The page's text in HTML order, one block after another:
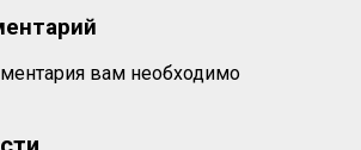
вам необходимо